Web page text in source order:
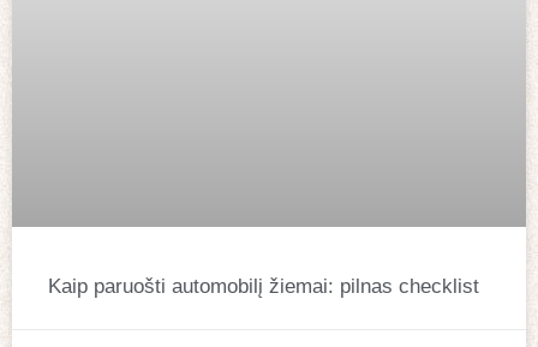
Kaip paruošti automobilį žiemai: pilnas checklist